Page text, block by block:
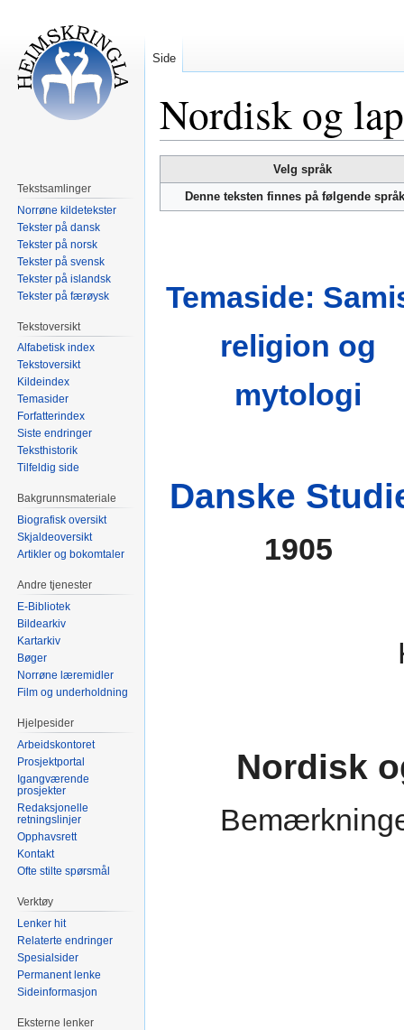
Nordisk og
til
navigering
til
Velg språk
Denne teksten finnes på følgende
Temaside:
religion og
mytologi
Danske
1905
Nordisk
Side
Tekstsamlinger
Norrøne kildetekster
Tekster på dansk
Tekster på norsk
Tekster på svensk
Tekster på islandsk
Tekster på færøysk
Tekstoversikt
Alfabetisk index
Tekstoversikt
Kildeindex
Temasider
Forfatterindex
Siste endringer
Teksthistorik
Tilfeldig side
Bakgrunnsmateriale
Biografisk oversikt
Skjaldeoversikt
Artikler og bokomtaler
Andre tjenester
E-Bibliotek
Bildearkiv
Kartarkiv
Bøger
Norrøne læremidler
Film og underholdning
Hjelpesider
Arbeidskontoret
Prosjektportal
Igangværende
prosjekter
Redaksjonelle
retningslinjer
Opphavsrett
Kontakt
Ofte stilte spørsmål
Verktøy
Lenker hit
Relaterte endringer
Spesialsider
Permanent lenke
Sideinformasjon
Eksterne lenker